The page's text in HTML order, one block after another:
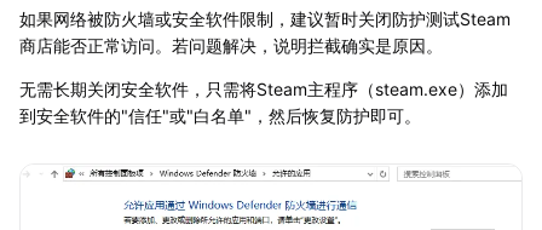
如果网络被防火墙或安全软件限制，建议暂时关闭防护测试Steam
商店能否正常访问。若问题解决，说明拦截确实是原因。
无需长期关闭安全软件，只需将Steam主程序（steam.exe）添加
到安全软件的"信任"或"白名单"，然后恢复防护即可。